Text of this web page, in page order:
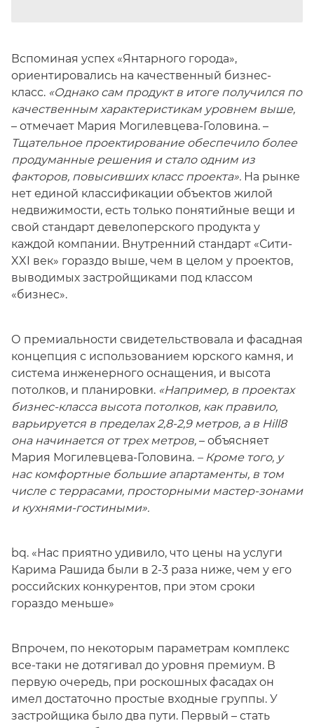
Вспоминая успех «Янтарного города»,
ориентировались на качественный бизнес-
класс. «Однако сам продукт в итоге получился по
качественным характеристикам уровнем выше,
– отмечает Мария Могилевцева-Головина. –
Тщательное проектирование обеспечило более
продуманные решения и стало одним из
факторов, повысивших класс проекта». На рынке
нет единой классификации объектов жилой
недвижимости, есть только понятийные вещи и
свой стандарт девелоперского продукта у
каждой компании. Внутренний стандарт «Сити-
XXI век» гораздо выше, чем в целом у проектов,
выводимых застройщиками под классом
«бизнес».
О премиальности свидетельствовала и фасадная
концепция с использованием юрского камня, и
система инженерного оснащения, и высота
потолков, и планировки. «Например, в проектах
бизнес-класса высота потолков, как правило,
варьируется в пределах 2,8-2,9 метров, а в Hill8
она начинается от трех метров, – объясняет
Мария Могилевцева-Головина. – Кроме того, у
нас комфортные большие апартаменты, в том
числе с террасами, просторными мастер-зонами
и кухнями-гостиными».
bq. «Нас приятно удивило, что цены на услуги
Карима Рашида были в 2-3 раза ниже, чем у его
российских конкурентов, при этом сроки
гораздо меньше»
Впрочем, по некоторым параметрам комплекс
все-таки не дотягивал до уровня премиум. В
первую очередь, при роскошных фасадах он
имел достаточно простые входные группы. У
застройщика было два пути. Первый – стать